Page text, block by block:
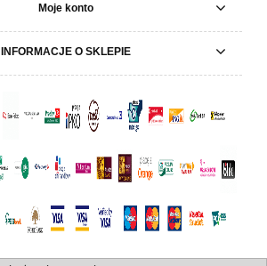
Moje konto
INFORMACJE O SKLEPIE